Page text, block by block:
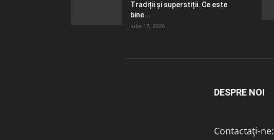
Tradiții și superstiții. Ce este
bine...
iulie 17, 2026
DESPRE NOI
Contactați-ne: